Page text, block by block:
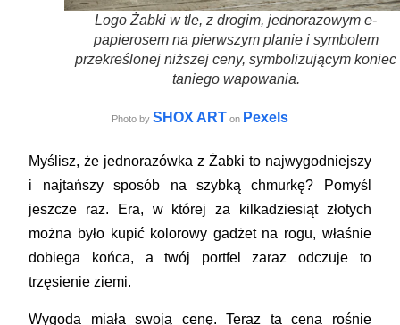
Logo Żabki w tle, z drogim, jednorazowym e-
papierosem na pierwszym planie i symbolem
przekreślonej niższej ceny, symbolizującym koniec
taniego wapowania.
Photo by SHOX ART on Pexels
Myślisz, że jednorazówka z Żabki to najwygodniejszy
i najtańszy sposób na szybką chmurkę? Pomyśl
jeszcze raz. Era, w której za kilkadziesiąt złotych
można było kupić kolorowy gadżet na rogu, właśnie
dobiega końca, a twój portfel zaraz odczuje to
trzęsienie ziemi.
Wygoda miała swoją cenę. Teraz ta cena rośnie